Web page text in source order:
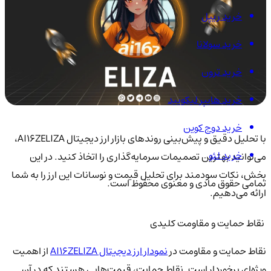
با تحلیل دقیق و پیش‌بینی روندهای بازار ارز دیجیتال AI16ZELIZA،
می‌توانید بهترین تصمیمات سرمایه‌گذاری را اتخاذ کنید. در این
بخش، نکات سودمند برای تحلیل قیمت و نوسانات این ارز را به شما
ارائه می‌دهیم.
نقاط حمایت و مقاومت کلیدی
نقاط حمایت و مقاومت درنمودار ارز دیجیتال AI16ZELIZA
از اهمیت
خرید ریپل
خرید سولانا
خرید ترون
خرید هایپر لیکویید
خرید دوج کوین
خرید لئو
تمامی حقوق مادی و معنوی محفوظ است.